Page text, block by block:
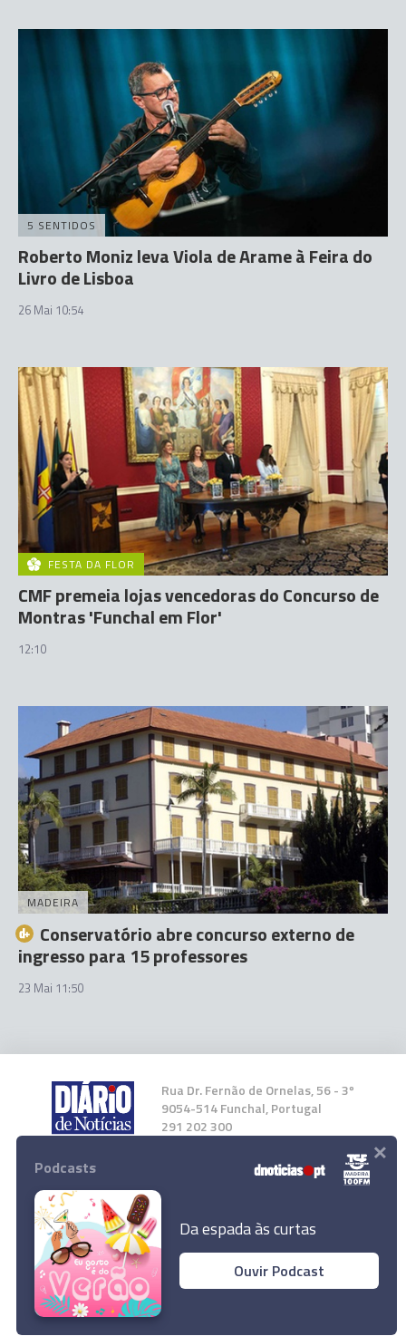
5 SENTIDOS
Roberto Moniz leva Viola de Arame à Feira do
Livro de Lisboa
26 Mai 10:54
FESTA DA FLOR
CMF premeia lojas vencedoras do Concurso de
Montras 'Funchal em Flor'
12:10
MADEIRA
Conservatório abre concurso externo de
ingresso para 15 professores
23 Mai 11:50
Rua Dr. Fernão de Ornelas, 56 - 3º
9054-514 Funchal, Portugal
291 202 300
Instale a nossa App
© 2023 Empresa Diário de Notícias, Lda.
Todos os direitos reservados.
Podcasts
Da espada às curtas
Ouvir Podcast
×